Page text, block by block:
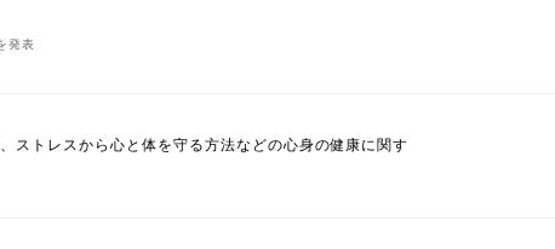
発表
ストレスから心と体を守る方法などの心身の健康に関す